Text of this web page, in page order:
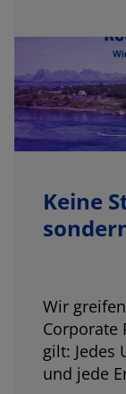
Keine
Wir
Corporate
gilt: Jedes
und jede